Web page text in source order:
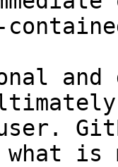
and
what